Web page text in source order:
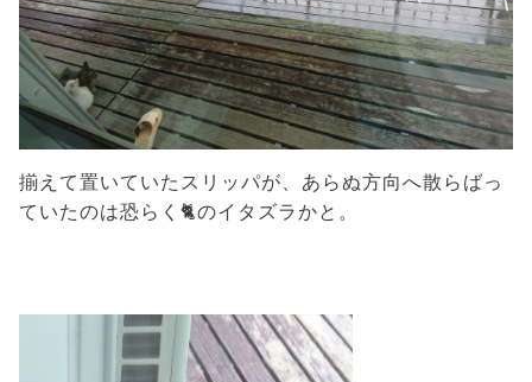
揃えて置いていたスリッパが、あらぬ方向へ散らばっ
ていたのは恐らく🐈のイタズラかと。